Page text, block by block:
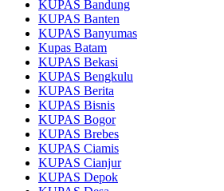
KUPAS Bandung
KUPAS Banten
KUPAS Banyumas
Kupas Batam
KUPAS Bekasi
KUPAS Bengkulu
KUPAS Berita
KUPAS Bisnis
KUPAS Bogor
KUPAS Brebes
KUPAS Ciamis
KUPAS Cianjur
KUPAS Depok